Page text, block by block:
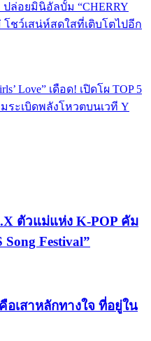
ล่อยมินิอัลบั้ม “CHERRY
ชว์เสน่ห์สดใสที่เติบโตไปอีก
Love” เดือด! เปิดโผ TOP 5
ะเบิดพลังโหวตบนเวที Y
ตัวแม่แห่ง K-POP คัม
Festival”
อเสาหลักทางใจ ที่อยู่ใน